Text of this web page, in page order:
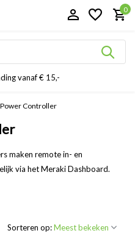
0
vanaf € 15,-
Controller
maken remote in- en
via het Meraki Dashboard.
Sorteren op: